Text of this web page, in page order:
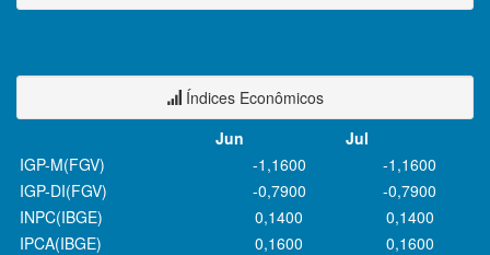
Índices Econômicos
Jun
Jul
IGP-M(FGV)
-1,1600
-1,1600
IGP-DI(FGV)
-0,7900
-0,7900
INPC(IBGE)
0,1400
0,1400
IPCA(IBGE)
0,1600
0,1600